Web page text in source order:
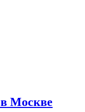
Москве